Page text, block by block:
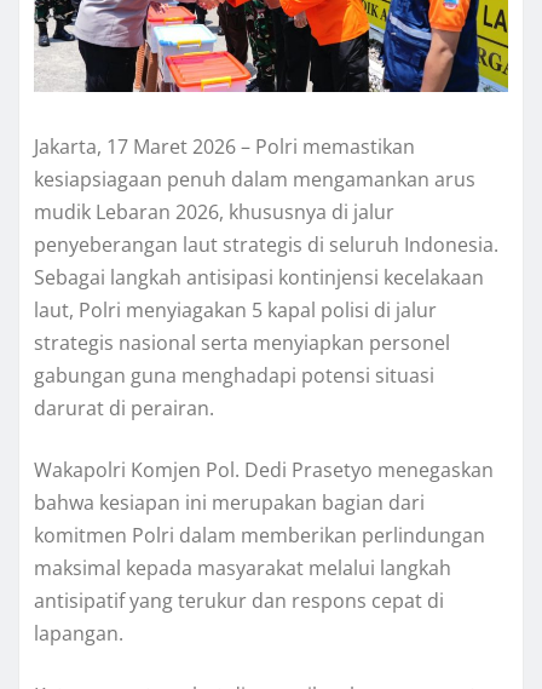
Jakarta, 17 Maret 2026 – Polri memastikan
kesiapsiagaan penuh dalam mengamankan arus
mudik Lebaran 2026, khususnya di jalur
penyeberangan laut strategis di seluruh Indonesia.
Sebagai langkah antisipasi kontinjensi kecelakaan
laut, Polri menyiagakan 5 kapal polisi di jalur
strategis nasional serta menyiapkan personel
gabungan guna menghadapi potensi situasi
darurat di perairan.
Wakapolri Komjen Pol. Dedi Prasetyo menegaskan
bahwa kesiapan ini merupakan bagian dari
komitmen Polri dalam memberikan perlindungan
maksimal kepada masyarakat melalui langkah
antisipatif yang terukur dan respons cepat di
lapangan.